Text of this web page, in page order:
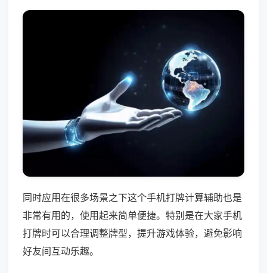
同时应用在很多场景之下这个手机打牌计算辅助也是
非常有用的，使用起来简单便捷。特别是在大家手机
打牌时可以合理调整牌型，提升游戏体验，避免影响
好友间互动乐趣。